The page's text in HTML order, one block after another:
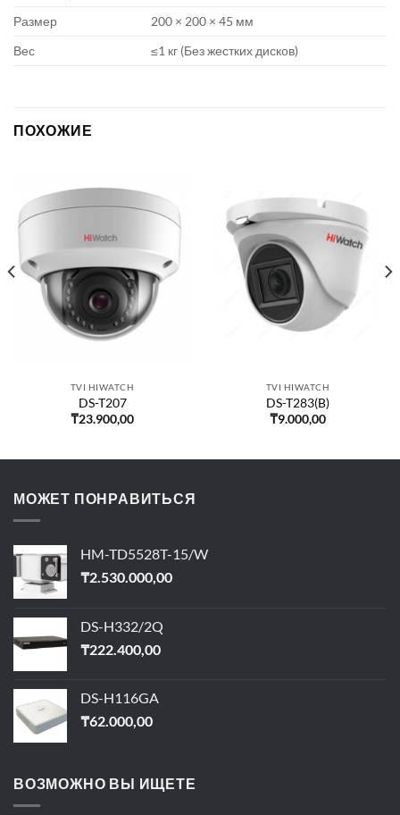
Размер
200 × 200 × 45 мм
Вес
≤1 кг (Без жестких дисков)
ПОХОЖИЕ
TVI HIWATCH
DS-T207
₸23.900,00
TVI HIWATCH
DS-T283(B)
₸9.000,00
МОЖЕТ ПОНРАВИТЬСЯ
HM-TD5528T-15/W
₸2.530.000,00
DS-H332/2Q
₸222.400,00
DS-H116GA
₸62.000,00
ВОЗМОЖНО ВЫ ИЩЕТЕ